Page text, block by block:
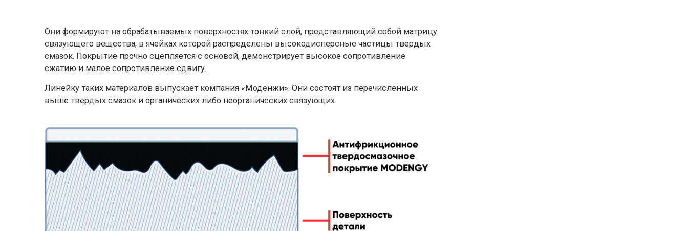
Они формируют на обрабатываемых поверхностях тонкий слой, представляющий собой матрицу
связующего вещества, в ячейках которой распределены высокодисперсные частицы твердых
смазок. Покрытие прочно сцепляется с основой, демонстрирует высокое сопротивление
сжатию и малое сопротивление сдвигу.
Линейку таких материалов выпускает компания «Моденжи». Они состоят из перечисленных
выше твердых смазок и органических либо неорганических связующих.